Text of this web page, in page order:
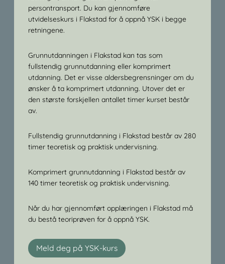
persontransport. Du kan gjennomføre
utvidelseskurs i Flakstad for å oppnå YSK i begge
retningene.
Grunnutdanningen i Flakstad kan tas som
fullstendig grunnutdanning eller komprimert
utdanning. Det er visse aldersbegrensninger om du
ønsker å ta komprimert utdanning. Utover det er
den største forskjellen antallet timer kurset består
av.
Fullstendig grunnutdanning i Flakstad består av 280
timer teoretisk og praktisk undervisning.
Komprimert grunnutdanning i Flakstad består av
140 timer teoretisk og praktisk undervisning.
Når du har gjennomført opplæringen i Flakstad må
du bestå teoriprøven for å oppnå YSK.
Meld deg på YSK-kurs